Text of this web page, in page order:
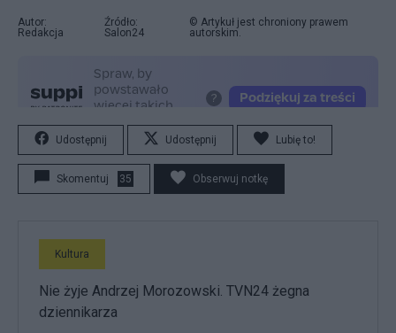
Autor:
Redakcja
Źródło:
Salon24
© Artykuł jest chroniony prawem
autorskim.
Udostępnij Udostępnij Lubię to!
Skomentuj 35 Obserwuj notkę
Kultura
Nie żyje Andrzej Morozowski. TVN24 żegna
dziennikarza